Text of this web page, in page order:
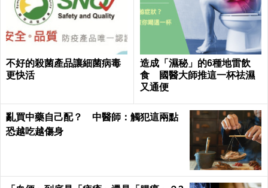
不好的殺菌產品讓細菌病毒
更快活
造成「濕秘」的6種地雷飲
食 國醫大師推這一杯祛濕
又通便
亂買中藥自己配？ 中醫師：觸犯這兩點
恐越吃越傷身